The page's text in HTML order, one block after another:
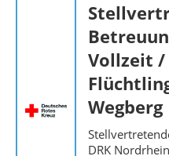
Vollzeit
Wegberg
DRK